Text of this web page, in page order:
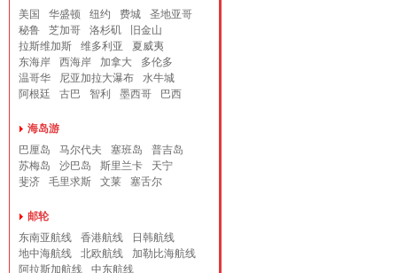
美国
华盛顿 纽约 费城
圣地亚哥
秘鲁
芝加哥 洛杉矶
旧金山
拉斯维加斯
维多利亚
夏威夷
东海岸
西海岸 加拿大
多伦多
温哥华
尼亚加拉大瀑布
水牛城
阿根廷
古巴 智利 墨西哥 巴西
海岛游
巴厘岛
马尔代夫 塞班岛
普吉岛
苏梅岛
沙巴岛 斯里兰卡
天宁
斐济
毛里求斯 文莱 塞舌尔
邮轮
东南亚航线
香港航线
日韩航线
地中海航线
北欧航线
加勒比海航线
阿拉斯加航线
中东航线